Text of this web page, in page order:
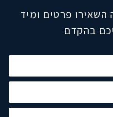
פרטים ומיד
בהקדם